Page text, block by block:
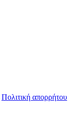
Πολιτική απορρήτου